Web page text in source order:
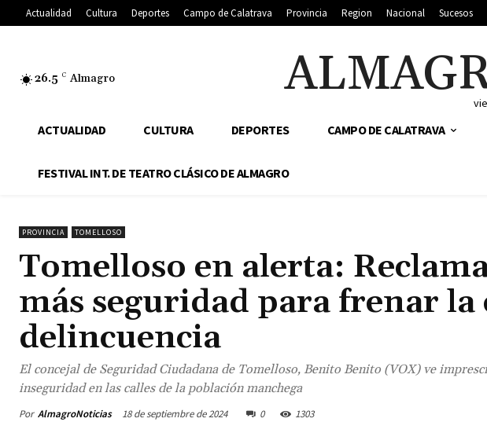
Actualidad Cultura Deportes Campo de Calatrava Provincia Region Nacional Sucesos
26.5 C Almagro
ACTUALIDAD CULTURA DEPORTES CAMPO DE CALATRAVA
FESTIVAL INT. DE TEATRO CLÁSICO DE ALMAGRO
PROVINCIA TOMELLOSO
Tomelloso en alerta:
más seguridad para frenar la
delincuencia
El concejal de Seguridad Ciudadana de Tomelloso, Benito Benito (VOX) ve
inseguridad en las calles de la población manchega
Por AlmagroNoticias 18 de septiembre de 2024 0 1303